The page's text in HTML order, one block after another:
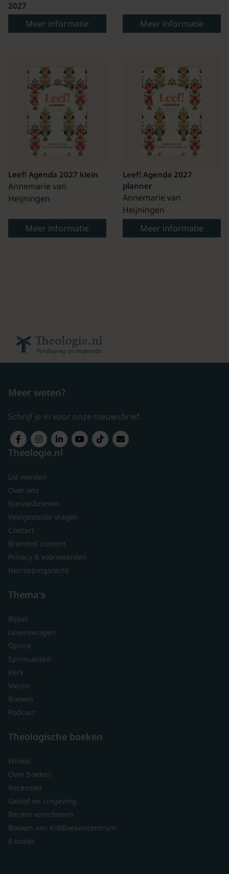
2027
Meer informatie Meer informatie
Leef! Agenda 2027 klein
Annemarie van
Heijningen
Meer informatie
Leef! Agenda 2027
planner
Annemarie van
Heijningen
Meer informatie
Meer weten?
Schrijf je in voor onze nieuwsbrief.
Theologie.nl
Lid worden
Over ons
Nieuwsbrieven
Veelgestelde vragen
Contact
Branded content
Privacy & voorwaarden
Herroepingsrecht
Thema's
Bijbel
Levensvragen
Opinie
Spiritualiteit
Kerk
Vieren
Boeken
Podcast
Theologische boeken
Winkel
Over boeken
Recensies
Geloof en zingeving
Recent verschenen
Boeken van KokBoekencentrum
E-books